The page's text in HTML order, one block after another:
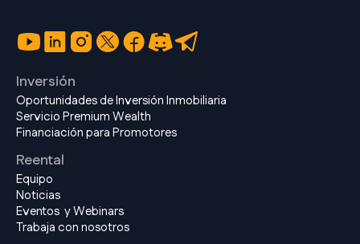
Inversión
Oportunidades de Inversión Inmobiliaria
Servicio Premium Wealth
Financiación para Promotores
Reental
Equipo
Noticias
Eventos y Webinars
Trabaja con nosotros